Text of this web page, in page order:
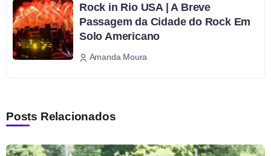
Rock in Rio USA | A Breve
Passagem da Cidade do Rock Em
Solo Americano
Amanda Moura
Posts Relacionados